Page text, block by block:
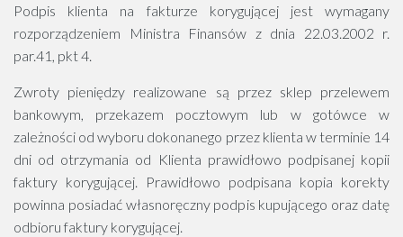
Podpis klienta na fakturze korygującej jest wymagany
rozporządzeniem Ministra Finansów z dnia 22.03.2002 r.
par.41, pkt 4.
Zwroty pieniędzy realizowane są przez sklep przelewem
bankowym, przekazem pocztowym lub w gotówce w
zależności od wyboru dokonanego przez klienta w terminie 14
dni od otrzymania od Klienta prawidłowo podpisanej kopii
faktury korygującej. Prawidłowo podpisana kopia korekty
powinna posiadać własnoręczny podpis kupującego oraz datę
odbioru faktury korygującej.